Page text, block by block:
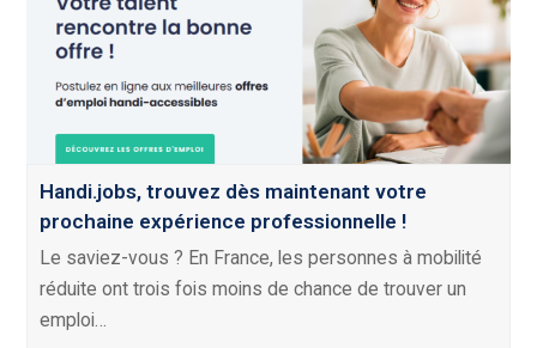
Handi.jobs, trouvez dès maintenant votre
prochaine expérience professionnelle !
Le saviez-vous ? En France, les personnes à mobilité
réduite ont trois fois moins de chance de trouver un
emploi…